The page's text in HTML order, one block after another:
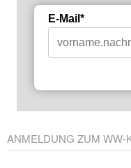
E-Mail*
ANMELDUNG ZUM WW-